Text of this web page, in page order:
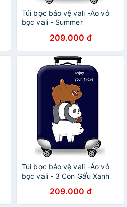
Túi bọc bảo vệ vali -Áo vỏ
bọc vali - Summer
209.000 đ
Túi bọc bảo vệ vali -Áo vỏ
bọc vali - 3 Con Gấu Xanh
209.000 đ